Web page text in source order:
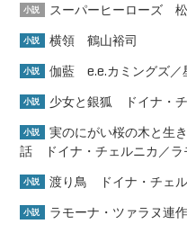
小説 スーパーヒーローズ 松
小説 横領 鶴山裕司
小説 伽藍 e.e.カミングズ／
小説 少女と銀狐 ドイナ・
小説
実のにがい桜の木と生
話 ドイナ・チェルニカ／ラ
小説 渡り鳥 ドイナ・チェ
小説 ラモーナ・ツァラヌ連